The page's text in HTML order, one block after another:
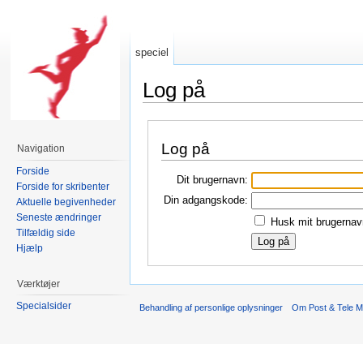
Log på
Log på
Dit brugernavn:
Din adgangskode:
Husk mit
speciel
Navigation
Forside
Forside for skribenter
Aktuelle begivenheder
Seneste ændringer
Tilfældig side
Hjælp
Værktøjer
Specialsider
Behandling af personlige oplysninger Om Post & Tele